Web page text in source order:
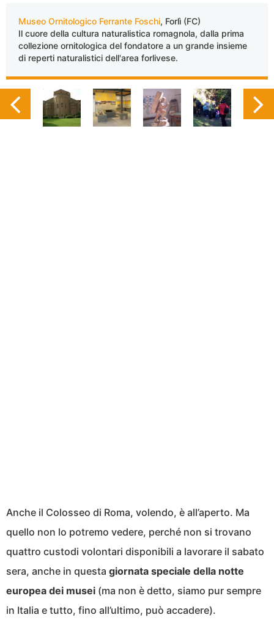
Museo Ornitologico Ferrante Foschi, Forlì (FC)
Il cuore della cultura naturalistica romagnola, dalla prima
collezione ornitologica del fondatore a un grande insieme
di reperti naturalistici dell'area forlivese.
Anche il Colosseo di Roma, volendo, è all’aperto. Ma
quello non lo potremo vedere, perché non si trovano
quattro custodi volontari disponibili a lavorare il sabato
sera, anche in questa giornata speciale della notte
europea dei musei (ma non è detto, siamo pur sempre
in Italia e tutto, fino all’ultimo, può accadere).